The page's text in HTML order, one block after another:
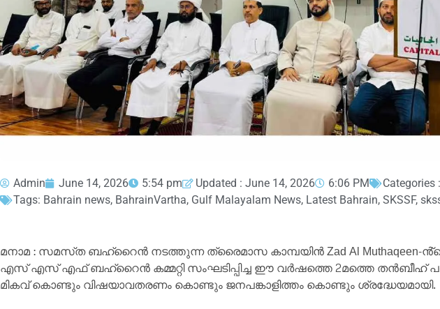
Admin June 14, 2026 5:54 pm Updated : June 14, 2026 6:06 PM Categories :
Tags: Bahrain news, BahrainVartha, Gulf Malayalam News, Latest Bahrain, SKSSF,
മനാമ : സമസ്‌ത ബഹ്റൈൻ നടത്തുന്ന ത്രൈമാസ കാമ്പയിൻ Zad Al Muthaqeen-
എസ് എസ് എഫ് ബഹ്റൈൻ കമ്മറ്റി സംഘടിപ്പിച്ച ഈ വർഷത്തെ 2മത്തെ തൻബീഹ്
മികവ് കൊണ്ടും വിഷയാവതരണം കൊണ്ടും ജനപങ്കാളിത്തം കൊണ്ടും ശ്രദ്ധേയമായി.